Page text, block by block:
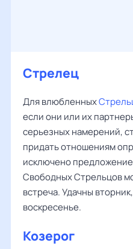
Стрелец
Для влюбленных
если они или их
серьезных намерений,
придать отношениям
исключено
Свободных Стрельцов
встреча. Удачны
воскресенье.
Козерог